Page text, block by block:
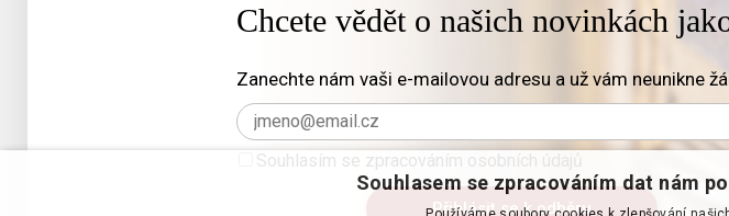
Chcete vědět o našich novinkách
Zanechte nám vaši e-mailovou adresu a už vám neunikne
Souhlasím se zpracováním osobních údajů
Souhlasem se zpracováním dat nám